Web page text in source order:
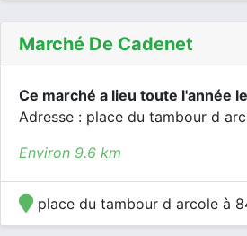
Marché De Cadenet
Ce marché a lieu toute l'année
Adresse : place du tambour d
Environ 9.6 km
place du tambour d arcole à